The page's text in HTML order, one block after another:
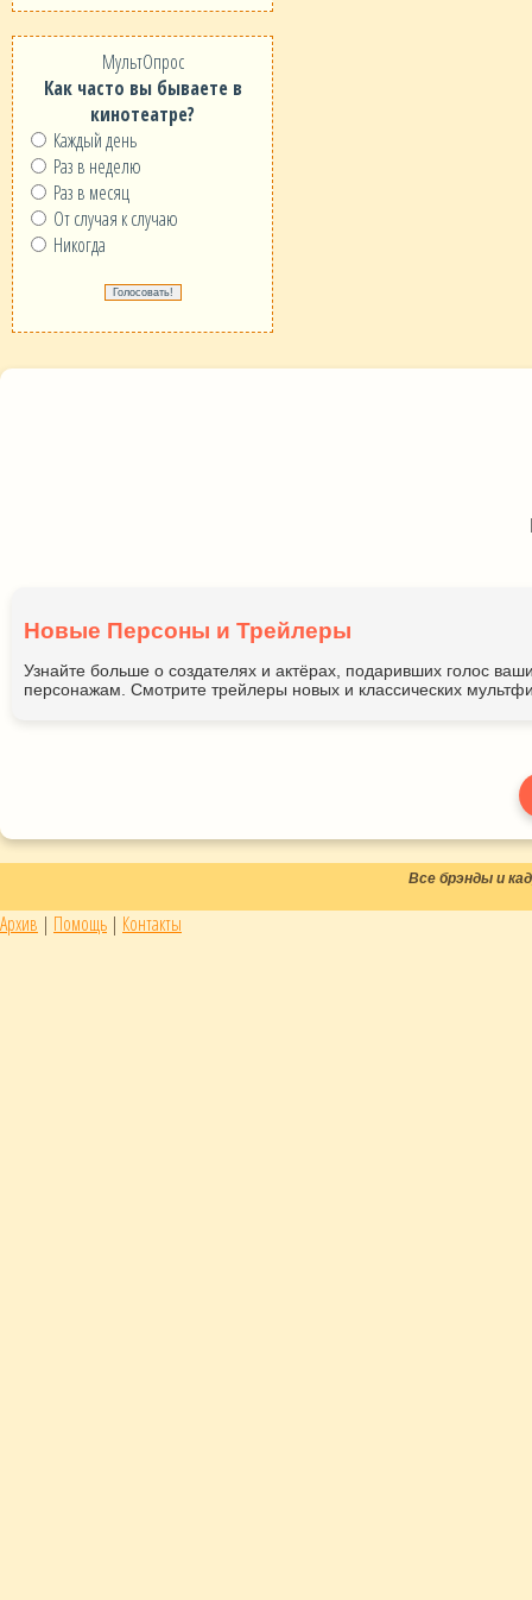
МультОпрос
Как часто вы бываете в
кинотеатре?
Каждый день
Раз в неделю
Раз в месяц
От случая к случаю
Никогда
Новые Персоны и Трейлеры
Узнайте больше о создателях и актёрах, подаривших голос
персонажам. Смотрите трейлеры новых и классических
Все брэнды и
Архив | Помощь | Контакты